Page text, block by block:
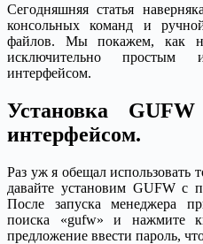
Сегодняшняя статья
консольных команд и
файлов. Мы покажем, как
исключительно простым
интерфейсом.
Установка
интерфейсом.
Раз уж я обещал использовать
давайте установим GUFW с
После запуска менеджера
поиска «gufw» и нажмите
предложение ввести пароль,